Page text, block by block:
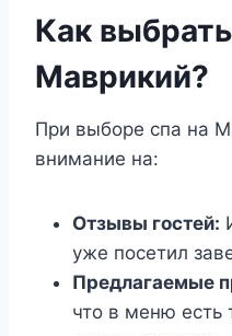
Как
Маврикий?
При выборе спа на
внимание на:
Отзывы гостей:
уже посетил
Предлагаемые
что в меню есть